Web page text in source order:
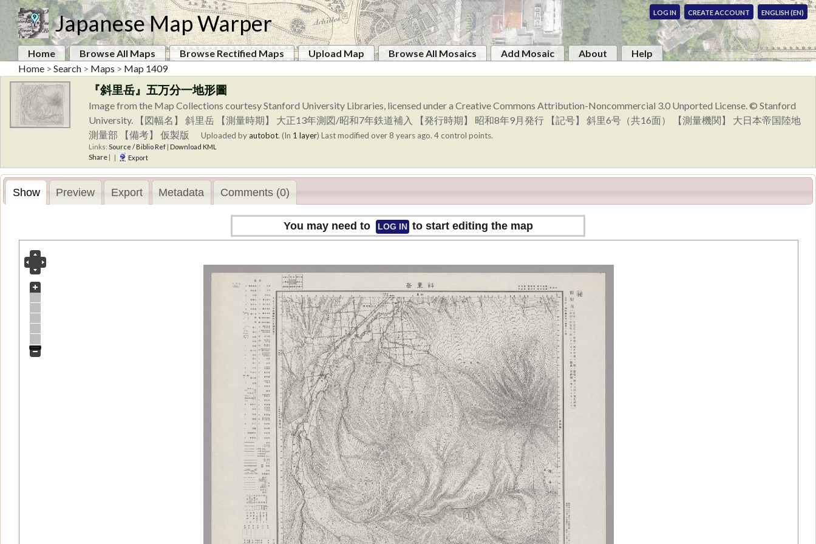
Japanese Map Warper LOG IN CREATE ACCOUNT ENGLISH (EN)
Home Browse All Maps Browse Rectified Maps Upload Map Browse All Mosaics Add Mosaic About
Help
Home > Search > Maps > Map 1409
『斜里岳』五万分一地形圖
Image from the Map Collections courtesy Stanford University Libraries, licensed under a Creative Commons Attribution-Noncommercial 3.0 Unported License. © Stanford
University. 【図幅名】 斜里岳 【測量時期】 大正13年測図/昭和7年鉄道補入 【発行時期】 昭和8年9月発行 【記号】 斜里6号（共16面） 【測量機関】 大日本帝国陸地
測量部 【備考】 仮製版 Uploaded byautobot. (In 1 layer) Last modified over 8 years ago. 4 control points.
Links: Source / Biblio Ref | Download KML
Share | | Export
Show Preview Export Metadata Comments (0)
You may need to LOG IN to start editing the map